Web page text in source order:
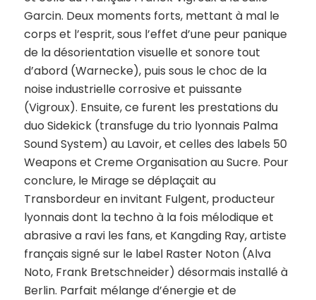
Garcin. Deux moments forts, mettant à mal le
corps et l’esprit, sous l’effet d’une peur panique
de la désorientation visuelle et sonore tout
d’abord (Warnecke), puis sous le choc de la
noise industrielle corrosive et puissante
(Vigroux). Ensuite, ce furent les prestations du
duo Sidekick (transfuge du trio lyonnais Palma
Sound System) au Lavoir, et celles des labels 50
Weapons et Creme Organisation au Sucre. Pour
conclure, le Mirage se déplaçait au
Transbordeur en invitant Fulgent, producteur
lyonnais dont la techno à la fois mélodique et
abrasive a ravi les fans, et Kangding Ray, artiste
français signé sur le label Raster Noton (Alva
Noto, Frank Bretschneider) désormais installé à
Berlin. Parfait mélange d’énergie et de